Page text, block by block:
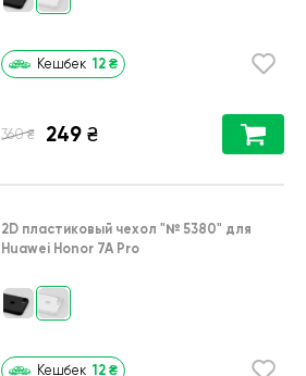
Кешбек 12 ₴
360 ₴ 249 ₴
2D пластиковый чехол "№ 5380" для
Huawei Honor 7A Pro
Кешбек 12 ₴